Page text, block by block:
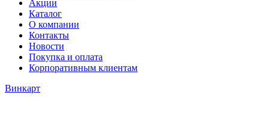
Акции
Каталог
О компании
Контакты
Новости
Покупка и оплата
Корпоративным клиентам
Винкарт